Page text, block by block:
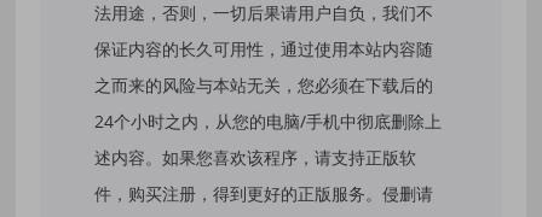
法用途，否则，一切后果请用户自负，我们不
保证内容的长久可用性，通过使用本站内容随
之而来的风险与本站无关，您必须在下载后的
24个小时之内，从您的电脑/手机中彻底删除上
述内容。如果您喜欢该程序，请支持正版软
件，购买注册，得到更好的正版服务。侵删请